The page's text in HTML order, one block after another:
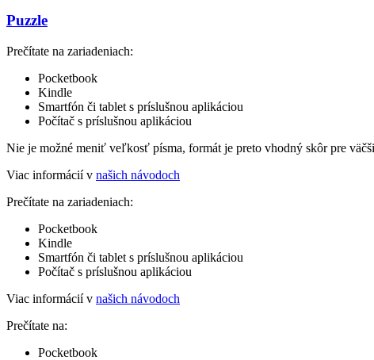
Puzzle
Prečítate na zariadeniach:
Pocketbook
Kindle
Smartfón či tablet s príslušnou aplikáciou
Počítač s príslušnou aplikáciou
Nie je možné meniť veľkosť písma, formát je preto vhodný skôr pre
Viac informácií v našich návodoch
Prečítate na zariadeniach:
Pocketbook
Kindle
Smartfón či tablet s príslušnou aplikáciou
Počítač s príslušnou aplikáciou
Viac informácií v našich návodoch
Prečítate na:
Pocketbook